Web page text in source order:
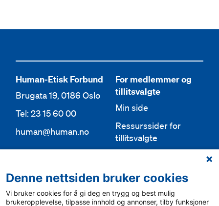
Human-Etisk Forbund
Brugata 19, 0186 Oslo
Tel: 23 15 60 00
human@human.no
Aktuelt
For media
For medlemmer og
tillitsvalgte
Min side
Ressurssider for
tillitsvalgte
Bli medlem
Bli frivillig
Denne nettsiden bruker cookies
Vi bruker cookies for å gi deg en trygg og best mulig
brukeropplevelse, tilpasse innhold og annonser, tilby funksjoner